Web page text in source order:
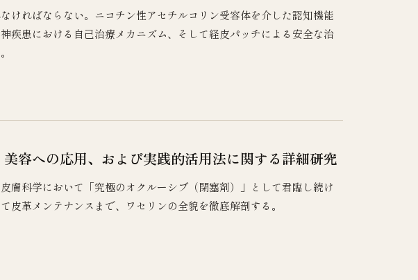
ければならない。ニコチン性アセチルコリン受容体を介した認知機能
疾患における自己治療メカニズム、そして経皮パッチによる安全な治
容への応用、および実践的活用法に関する詳細研究
膚科学において「究極のオクルーシブ（閉塞剤）」として君臨し続け
革メンテナンスまで、ワセリンの全貌を徹底解剖する。